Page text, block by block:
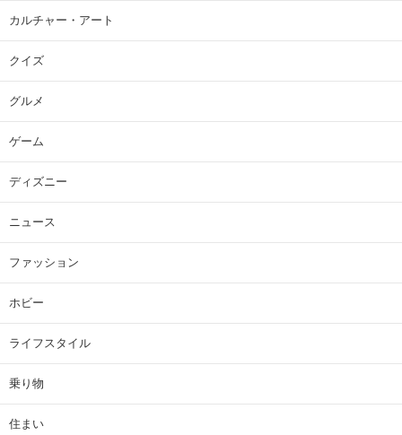
カルチャー・アート
クイズ
グルメ
ゲーム
ディズニー
ニュース
ファッション
ホビー
ライフスタイル
乗り物
住まい